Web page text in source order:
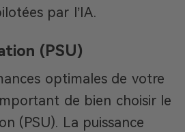
par l’IA.
(PSU)
optimales de votre
de bien choisir le
(PSU). La puissance